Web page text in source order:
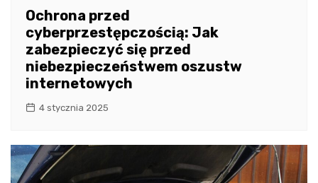
Ochrona przed
cyberprzestępczością: Jak
zabezpieczyć się przed
niebezpieczeństwem oszustw
internetowych
4 stycznia 2025